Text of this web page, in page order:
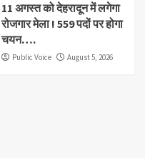
11 अगस्त को देहरादून में लगेगा
रोजगार मेला ! 559 पदों पर होगा
चयन….
Public Voice August 5, 2026